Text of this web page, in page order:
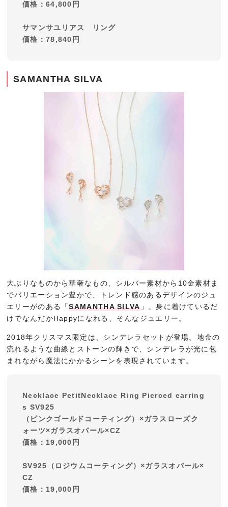
価格：64,800円
サマンサユリアス リング
価格：78,840円
SAMANTHA SILVA
大ぶりなものから華奢なもの、シルバー素材から10金素材ま
でバリエーション豊かで、トレンド感のあるデザインのジュ
エリーがのある「SAMANTHA SILVA」。身に着けているだ
けでなんだかHappyになれる、そんなジュエリー。
2018年クリスマス限定は、シンデレラセットが登場。地金の
流れるような曲線とストーンの輝きで、シンデレラが光に包
まれながら魔法にかかるシーンを表現されています。
Necklace PetitNecklace Ring Pierced earring
s SV925
（ピンクゴールドコーティング）×ガラスローズク
ォーツ×ガラスオパール×CZ
価格：19,000円
SV925（ロジウムコーティング）×ガラスオパール×
CZ
価格：19,000円